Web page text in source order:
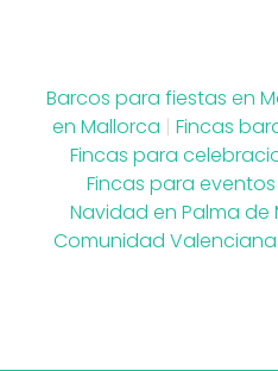
Barcos para fiestas en
en Mallorca | Fincas
Fincas para
Fincas para
Navidad en Palma de
Comunidad Valenciana